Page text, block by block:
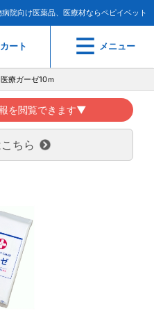
病院向け医薬品、医療材ならペピイベット
カート メニュー
医療ガーゼ10ｍ
を閲覧できます▼
ちら